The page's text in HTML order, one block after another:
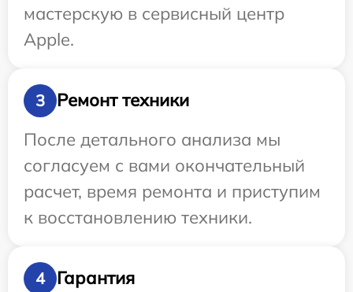
мастерскую в сервисный центр
Apple.
3
Ремонт техники
После детального анализа мы
согласуем с вами окончательный
расчет, время ремонта и приступим
к восстановлению техники.
4 Гарантия